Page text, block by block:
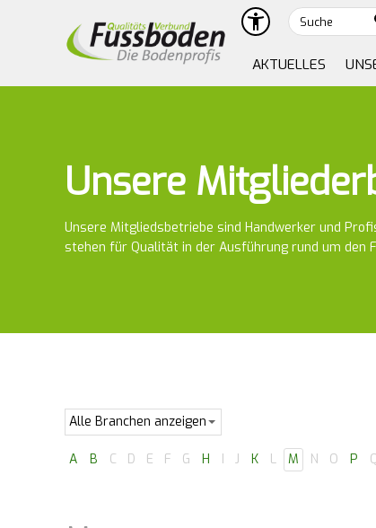
Suche
AKTUELLES
Unsere
Unsere Mitgliedsbetriebe sind Handwerker und
stehen für Qualität in der Ausführung rund um den
A B C D E F G H I J K L M N O P